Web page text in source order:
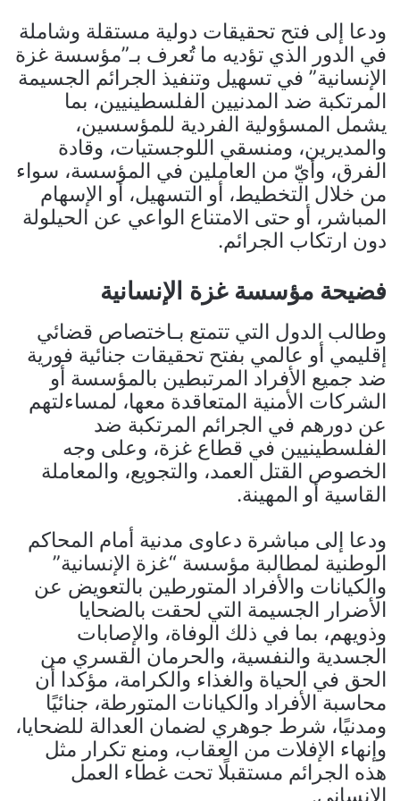
ودعا إلى فتح تحقيقات دولية مستقلة وشاملة
في الدور الذي تؤديه ما تُعرف بـ”مؤسسة غزة
الإنسانية” في تسهيل وتنفيذ الجرائم الجسيمة
المرتكبة ضد المدنيين الفلسطينيين، بما
يشمل المسؤولية الفردية للمؤسسين،
والمديرين، ومنسقي اللوجستيات، وقادة
الفرق، وأيّ من العاملين في المؤسسة، سواء
من خلال التخطيط، أو التسهيل، أو الإسهام
المباشر، أو حتى الامتناع الواعي عن الحيلولة
دون ارتكاب الجرائم.
فضيحة مؤسسة غزة الإنسانية
وطالب الدول التي تتمتع بـاختصاص قضائي
إقليمي أو عالمي بفتح تحقيقات جنائية فورية
ضد جميع الأفراد المرتبطين بالمؤسسة أو
الشركات الأمنية المتعاقدة معها، لمساءلتهم
عن دورهم في الجرائم المرتكبة ضد
الفلسطينيين في قطاع غزة، وعلى وجه
الخصوص القتل العمد، والتجويع، والمعاملة
القاسية أو المهينة.
ودعا إلى مباشرة دعاوى مدنية أمام المحاكم
الوطنية لمطالبة مؤسسة “غزة الإنسانية”
والكيانات والأفراد المتورطين بالتعويض عن
الأضرار الجسيمة التي لحقت بالضحايا
وذويهم، بما في ذلك الوفاة، والإصابات
الجسدية والنفسية، والحرمان القسري من
الحق في الحياة والغذاء والكرامة، مؤكدا أن
محاسبة الأفراد والكيانات المتورطة، جنائيًا
ومدنيًا، شرط جوهري لضمان العدالة للضحايا،
وإنهاء الإفلات من العقاب، ومنع تكرار مثل
هذه الجرائم مستقبلًا تحت غطاء العمل
الإنساني.